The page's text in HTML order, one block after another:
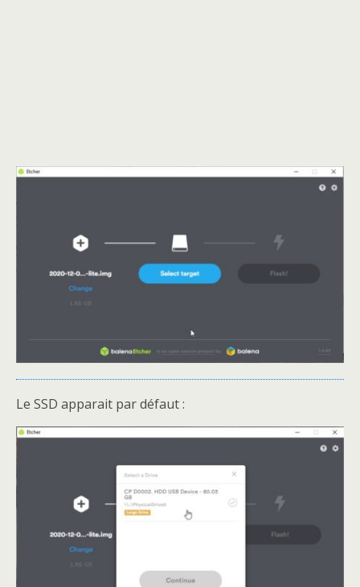
Le SSD apparait par défaut :